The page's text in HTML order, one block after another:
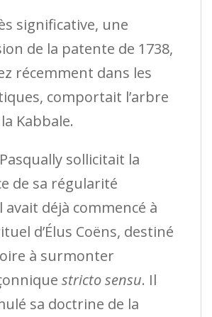
significative, une
de la patente de 1738,
récemment dans les
comportait l’arbre
Kabbale.
sollicitait la
de sa régularité
déjà commencé à
d’Élus Coëns, destiné
à surmonter
stricto sensu. Il
sa doctrine de la